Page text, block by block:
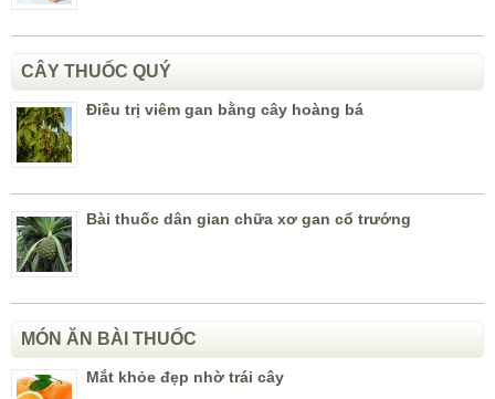
CÂY THUỐC QUÝ
Điều trị viêm gan bằng cây hoàng bá
Bài thuốc dân gian chữa xơ gan cổ trướng
MÓN ĂN BÀI THUỐC
Mắt khỏe đẹp nhờ trái cây